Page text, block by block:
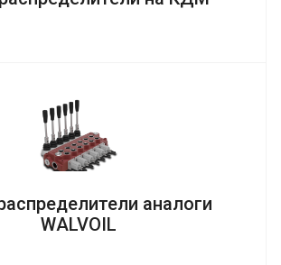
аналоги
WALVOIL